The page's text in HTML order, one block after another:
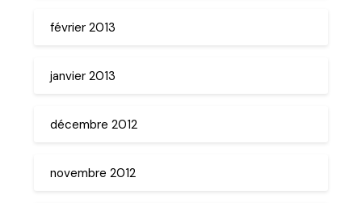
février 2013
janvier 2013
décembre 2012
novembre 2012